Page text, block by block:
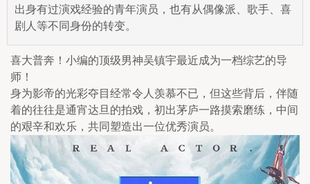
出身有过演戏经验的青年演员，也有从偶像派、歌手、喜
剧人等不同身份的转变。
喜大普奔！小编的顶级男神吴镇宇最近成为一档综艺的导
师！
身为影帝的光彩夺目经常令人羡慕不已，但这些背后，伴随
着的往往是通宵达旦的拍戏，初出茅庐一路摸索磨练，中间
的艰辛和欢乐，共同塑造出一位优秀演员。